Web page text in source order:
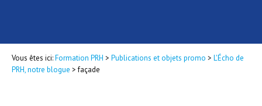
Vous êtes ici:Formation PRH > Publications et objets promo > L'Écho de
PRH, notre blogue >façade